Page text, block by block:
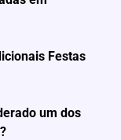
Festas
um dos